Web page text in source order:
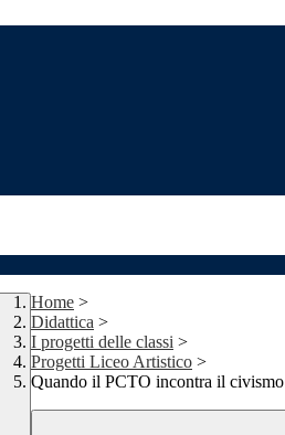
Home >
Didattica >
I progetti delle classi >
Progetti Liceo Artistico >
Quando il PCTO incontra il civismo